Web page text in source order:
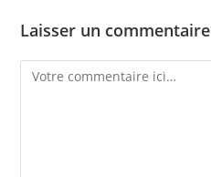
Laisser un commentaire